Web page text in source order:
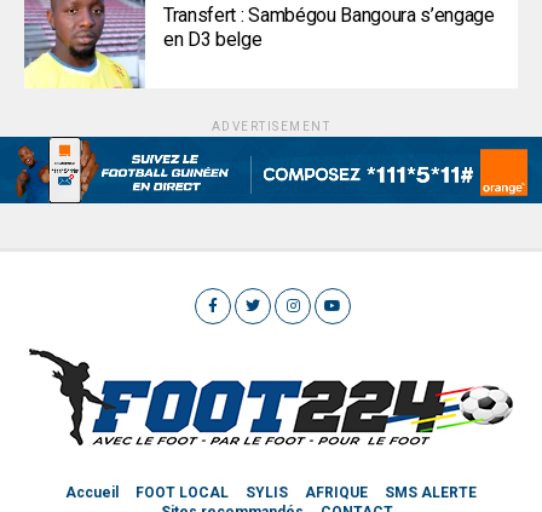
Transfert : Sambégou Bangoura s’engage
en D3 belge
ADVERTISEMENT
Accueil FOOT LOCAL SYLIS AFRIQUE
SMS ALERTE